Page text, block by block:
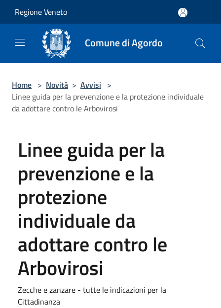
Regione Veneto
Comune di Agordo
Home > Novità > Avvisi >
Linee guida per la prevenzione e la protezione individuale
da adottare contro le Arbovirosi
Linee guida per la
prevenzione e la
protezione
individuale da
adottare contro le
Arbovirosi
Zecche e zanzare - tutte le indicazioni per la
Cittadinanza